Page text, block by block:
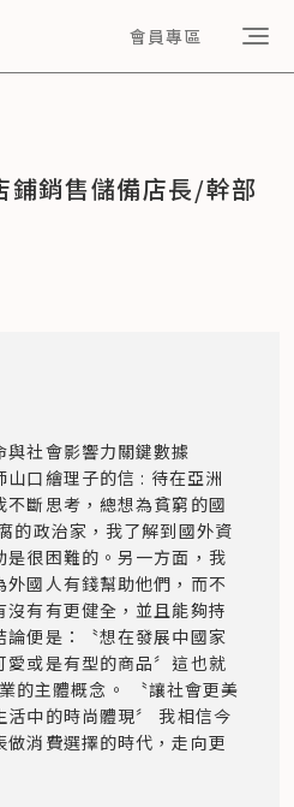
會員專區
鋪銷售儲備店長/幹部
與社會影響力關鍵數據
口繪理子的信 : 待在亞洲
斷思考，總想為貧窮的國
的政治家，我了解到國外資
很困難的。另一方面，我
國人有錢幫助他們，而不
有有更健全，並且能夠持
便是：〝想在發展中國家
或是有型的商品〞這也就
的主體概念。 〝讓社會更美
活中的時尚體現〞 我相信今
消費選擇的時代，走向更